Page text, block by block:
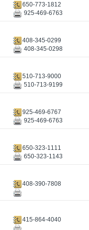
650-773-1812
925-469-6763
408-345-0299
408-345-0298
510-713-9000
510-713-9199
925-469-6767
925-469-6763
650-323-1111
650-323-1143
408-390-7808
415-864-4040